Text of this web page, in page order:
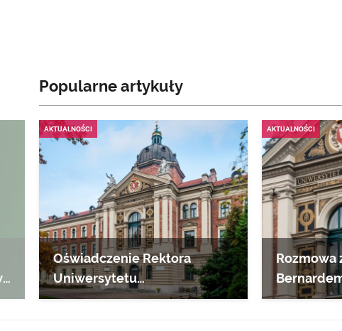
Popularne artykuły
AKTUALNOŚCI
Oświadczenie Rektora
Uniwersytetu
Ekonomicznego w Krakowie
AKTUALNOŚCI
Rozmowa
UEK